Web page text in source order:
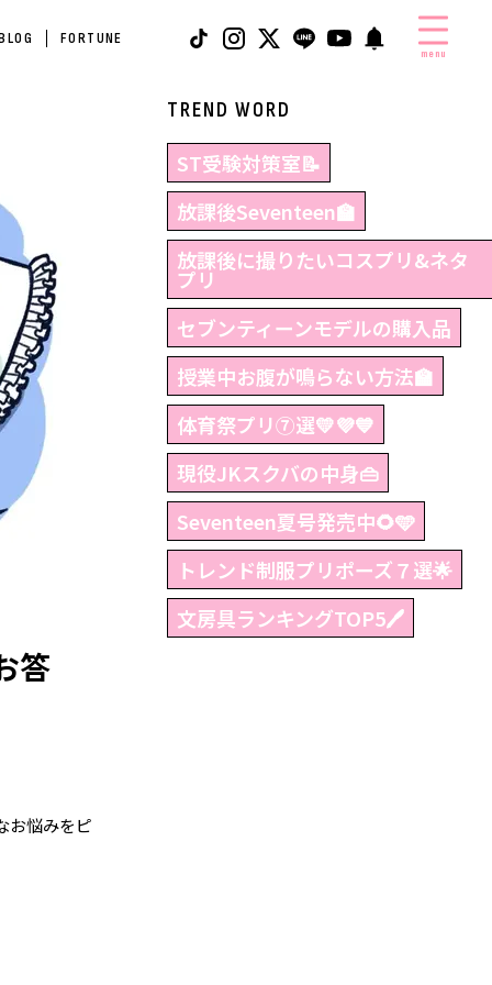
FORTUNE
menu
答
お悩みをピ
TREND WORD
ST受験対策室📝
放課後Seventeen🏫
放課後に撮りたいコスプリ&ネタ
プリ
セブンティーンモデルの購入品
授業中お腹が鳴らない方法🏫
体育祭プリ⑦選💛💜💙
現役JKスクバの中身👜
Seventeen夏号発売中🌻🩵
トレンド制服プリポーズ７選🌟
文房具ランキングTOP5🖊